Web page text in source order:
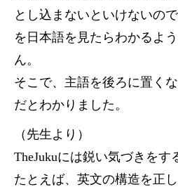
とし込まないといけないの
を日本語を見たらわかるよ
ん。
そこで、主語を後ろに置く
だとわかりました。
（先生より）
TheJukuには鋭い気づきをす
たとえば、英文の構造を正